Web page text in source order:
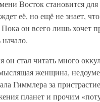
Восток становится
её, но ещё не знает,
Пока он всего лишь
он стал читать много
женщина,
Гиммлера за
планет и прочим